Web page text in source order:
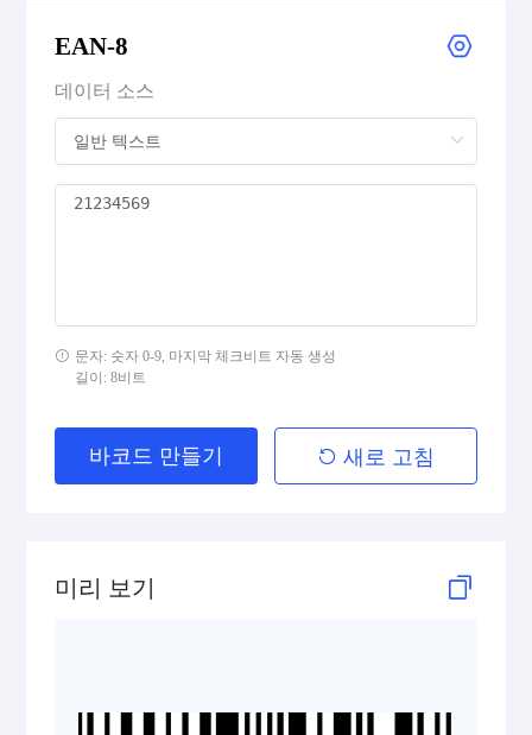
UPC Supplemental 2-Digit
EAN-8
데이터 소스
문자: 숫자 0-9, 마지막 체크비트 자동 생성
길이: 8비트
바코드 만들기 새로 고침
미리 보기